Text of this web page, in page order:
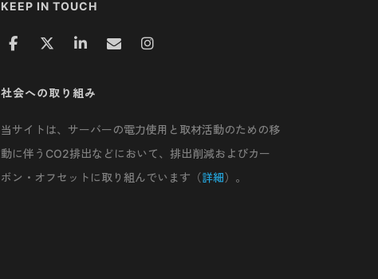
KEEP IN TOUCH
社会への取り組み
当サイトは、サーバーの電力使用と取材活動のための移
動に伴うCO2排出などにおいて、排出削減およびカー
ボン・オフセットに取り組んでいます（詳細）。